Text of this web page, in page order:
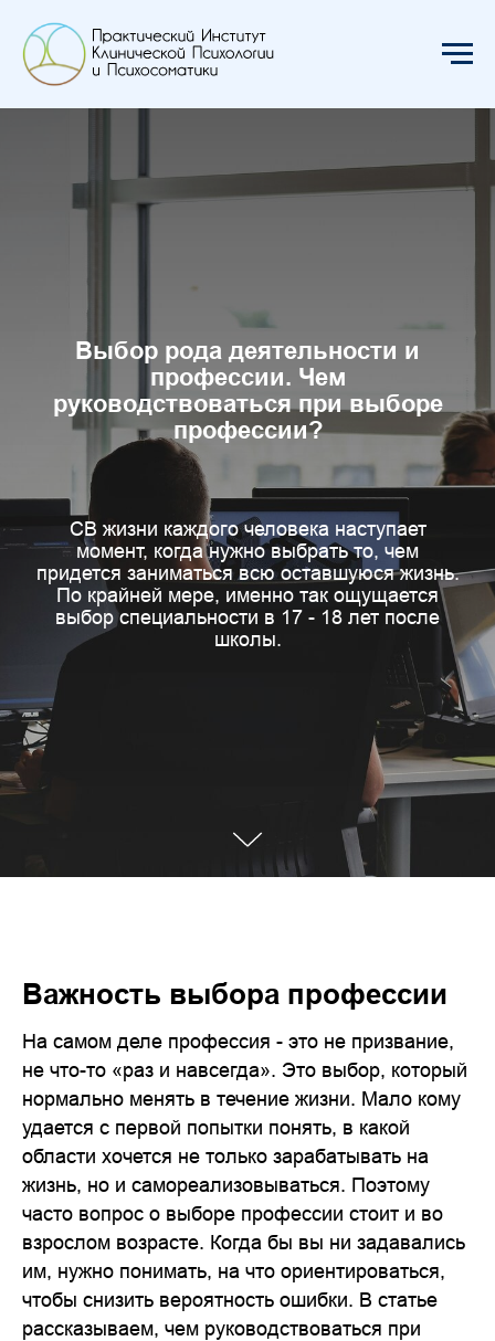
Выбор рода деятельности и
профессии. Чем
руководствоваться при выборе
профессии?
СВ жизни каждого человека наступает
момент, когда нужно выбрать то, чем
придется заниматься всю оставшуюся жизнь.
По крайней мере, именно так ощущается
выбор специальности в 17 - 18 лет после
школы.
Важность выбора профессии
На самом деле профессия - это не призвание,
не что-то «раз и навсегда». Это выбор, который
нормально менять в течение жизни. Мало кому
удается с первой попытки понять, в какой
области хочется не только зарабатывать на
жизнь, но и самореализовываться. Поэтому
часто вопрос о выборе профессии стоит и во
взрослом возрасте. Когда бы вы ни задавались
им, нужно понимать, на что ориентироваться,
чтобы снизить вероятность ошибки. В статье
рассказываем, чем руководствоваться при